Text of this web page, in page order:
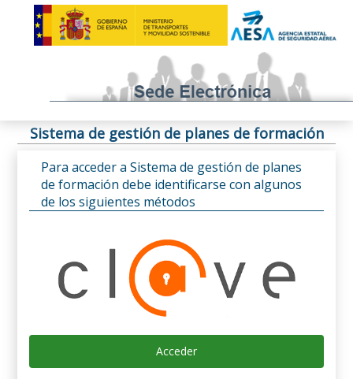
Sistema de gestión de planes de formación
Para acceder a Sistema de gestión de planes
de formación debe identificarse con algunos
de los siguientes métodos
Acceder